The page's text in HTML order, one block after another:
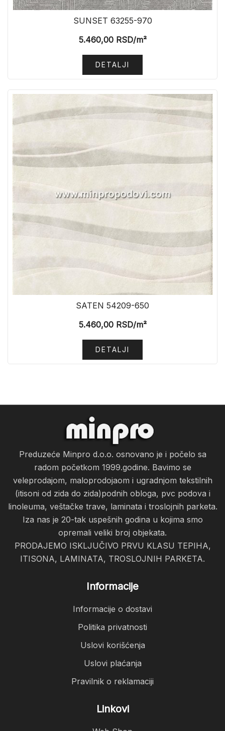
SUNSET 63255-970
5.460,00RSD/m²
DETALJI
SATEN 54209-650
5.460,00RSD/m²
DETALJI
Preduzeće Minpro d.o.o. osnovano je i počelo sa
radom početkom 1999.godine. Bavimo se
veleprodajom, maloprodojaom i ugradnjom tekstilnih
(itisoni od zida do zida)podnih obloga, pvc podova i
linoleuma, veštačke trave, laminata i troslojnih parketa.
Iza nas je 20-tak uspešnih godina u kojima smo
opremali veliki broj objekata.
PRODAJEMO ISKLJUČIVO PRVU KLASU TEPIHA,
ITISONA, LAMINATA, TROSLOJNIH PARKETA.
Informacije
Informacije o dostavi
Politika privatnosti
Uslovi korišćenja
Uslovi plaćanja
Pravilnik o reklamaciji
Linkovi